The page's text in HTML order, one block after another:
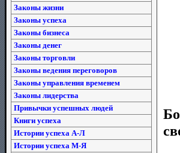
Законы жизни
Законы успеха
Законы бизнеса
Законы денег
Законы торговли
Законы ведения переговоров
Законы управления временем
Законы лидерства
Привычки успешных людей
Книги успеха
Истории успеха А-Л
Истории успеха М-Я